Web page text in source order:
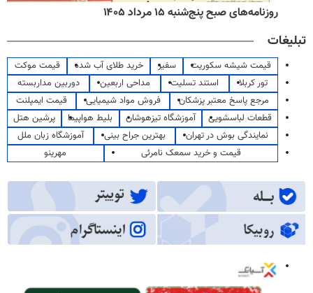
روزنامه‌های صبح پنج‌شنبه ۱۵ مرداد ۱۴۰۵
تبلیغات
قیمت شیشه سکوریت سفیر خرید طلای آب شده
قیمت موکت
تور کربلا
استند تسلیت مداحی اربعین
دوربین مداربسته
مرجع پاسخ معتبر پزشکان
فروش مواد شیمیایی
قیمت ایمپلنت
قطعات لباسشویی
آموزشگاه تیزهوشان بلیط هواپیما
پرشین هتل
نمایندگی بوش در تهران
بهترین جراح بینی
آموزشگاه زبان ملل
قیمت و خرید سمعک نامرئی
مهرینو